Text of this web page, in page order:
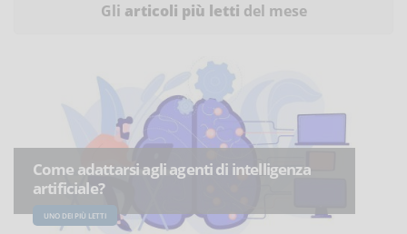
Gli articoli più letti del mese
Come adattarsi agli agenti di intelligenza
artificiale?
UNO DEI PIÙ LETTI